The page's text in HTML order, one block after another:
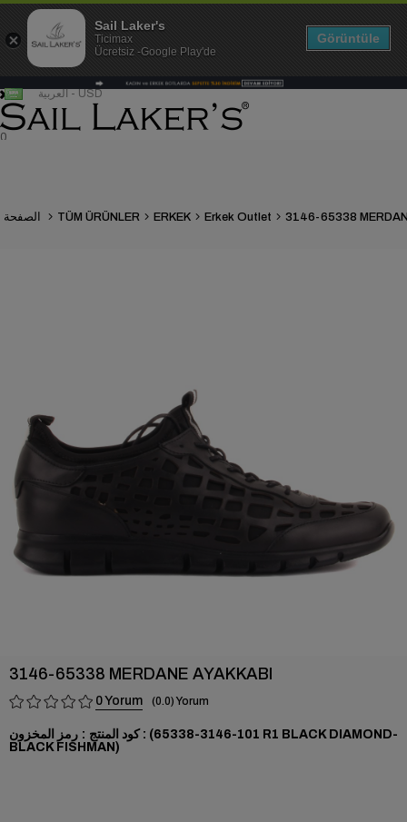
العربية - USD
0
TÜM ÜRÜNLER ERKEK Erkek Outlet
3146-65338 MERDANE AYAKKABI
0 0.0
رمز المخزون
(101-3146-65338 R1 BLACK DIAMOND-
BLACK FISHMAN)
Sail Laker's
Ticimax
Ücretsiz -Google Play'de
Görüntüle